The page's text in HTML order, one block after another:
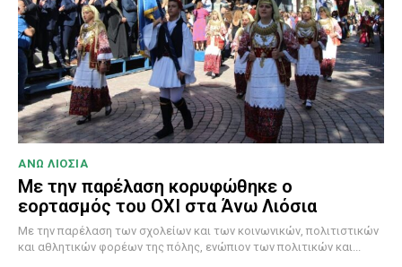
ΑΝΩ ΛΙΟΣΙΑ
Με την παρέλαση κορυφώθηκε ο
εορτασμός του ΟΧΙ στα Άνω Λιόσια
Με την παρέλαση των σχολείων και των κοινωνικών, πολιτιστικών
και αθλητικών φορέων της πόλης, ενώπιον των πολιτικών και...